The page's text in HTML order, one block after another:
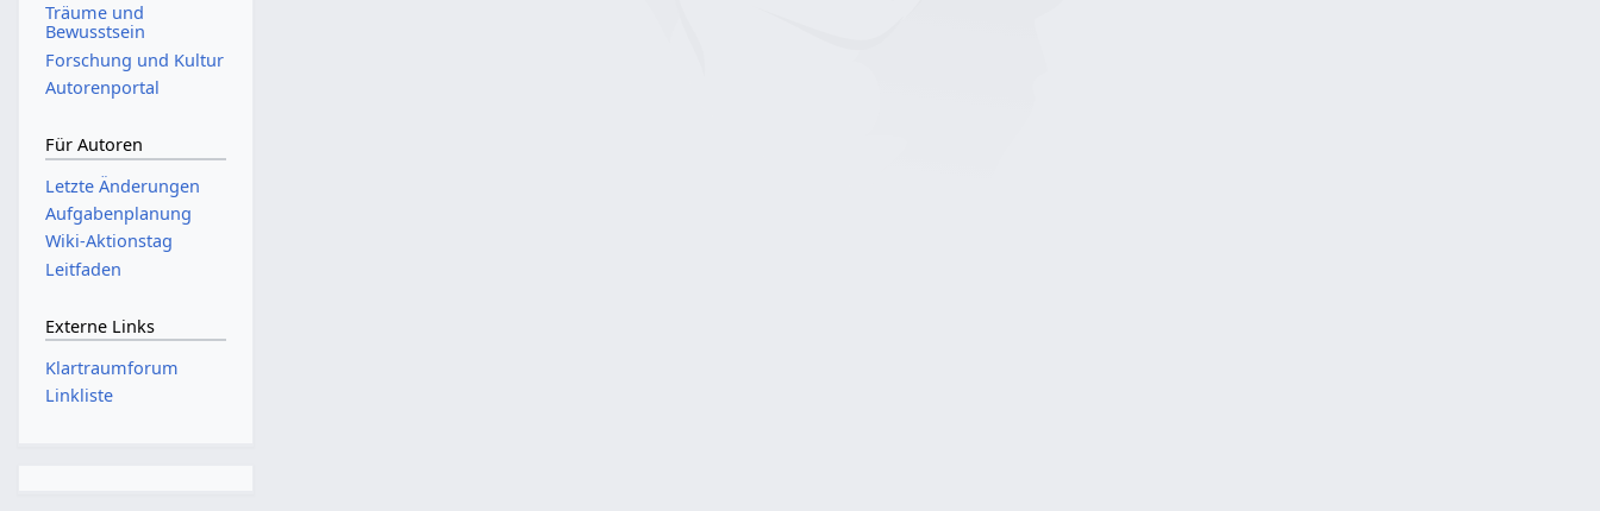
Träume und
Bewusstsein
Forschung und Kultur
Autorenportal
Für Autoren
Letzte Änderungen
Aufgabenplanung
Wiki-Aktionstag
Leitfaden
Externe Links
Klartraumforum
Linkliste